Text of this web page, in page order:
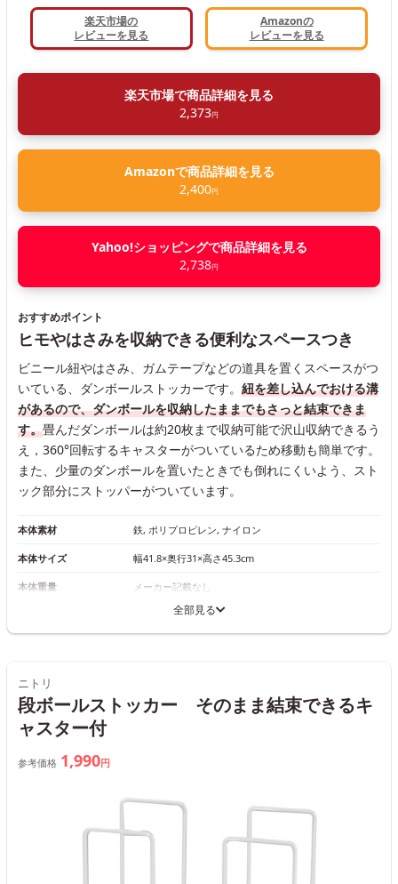
楽天市場の
レビューを見る
Amazonの
レビューを見る
楽天市場で商品詳細を見る
2,373円
Amazonで商品詳細を見る
2,400円
Yahoo!ショッピングで商品詳細を見る
2,738円
おすすめポイント
ヒモやはさみを収納できる便利なスペースつき
ビニール紐やはさみ、ガムテープなどの道具を置くスペースがつ
いている、ダンボールストッカーです。 紐を差し込んでおける溝
があるので、ダンボールを収納したままでもさっと結束できま
す。畳んだダンボールは約20枚まで収納可能で沢山収納できるう
え，360°回転するキャスターがついているため移動も簡単です。
また、少量のダンボールを置いたときでも倒れにくいよう、スト
ック部分にストッパーがついています。
本体素材 鉄, ポリプロピレン, ナイロン
本体サイズ 幅41.8×奥行31×高さ45.3cm
本体重量 メーカー記載なし
全部見る
ニトリ
段ボールストッカー そのまま結束できるキ
ャスター付
参考価格 1,990円